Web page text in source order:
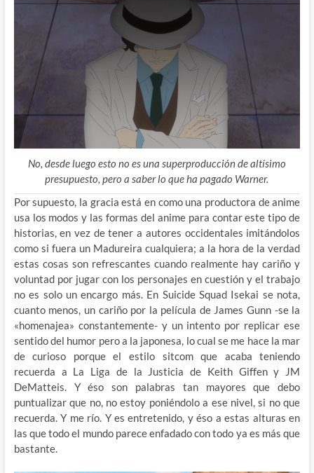
No, desde luego esto no es una superproducción de altísimo
presupuesto, pero a saber lo que ha pagado Warner.
Por supuesto, la gracia está en como una productora de anime
usa los modos y las formas del anime para contar este tipo de
historias, en vez de tener a autores occidentales imitándolos
como si fuera un Madureira cualquiera; a la hora de la verdad
estas cosas son refrescantes cuando realmente hay cariño y
voluntad por jugar con los personajes en cuestión y el trabajo
no es solo un encargo más. En Suicide Squad Isekai se nota,
cuanto menos, un cariño por la película de James Gunn -se la
«homenajea» constantemente- y un intento por replicar ese
sentido del humor pero a la japonesa, lo cual se me hace la mar
de curioso porque el estilo sitcom que acaba teniendo
recuerda a La Liga de la Justicia de Keith Giffen y JM
DeMatteis. Y éso son palabras tan mayores que debo
puntualizar que no, no estoy poniéndolo a ese nivel, si no que
recuerda. Y me río. Y es entretenido, y éso a estas alturas en
las que todo el mundo parece enfadado con todo ya es más que
bastante.